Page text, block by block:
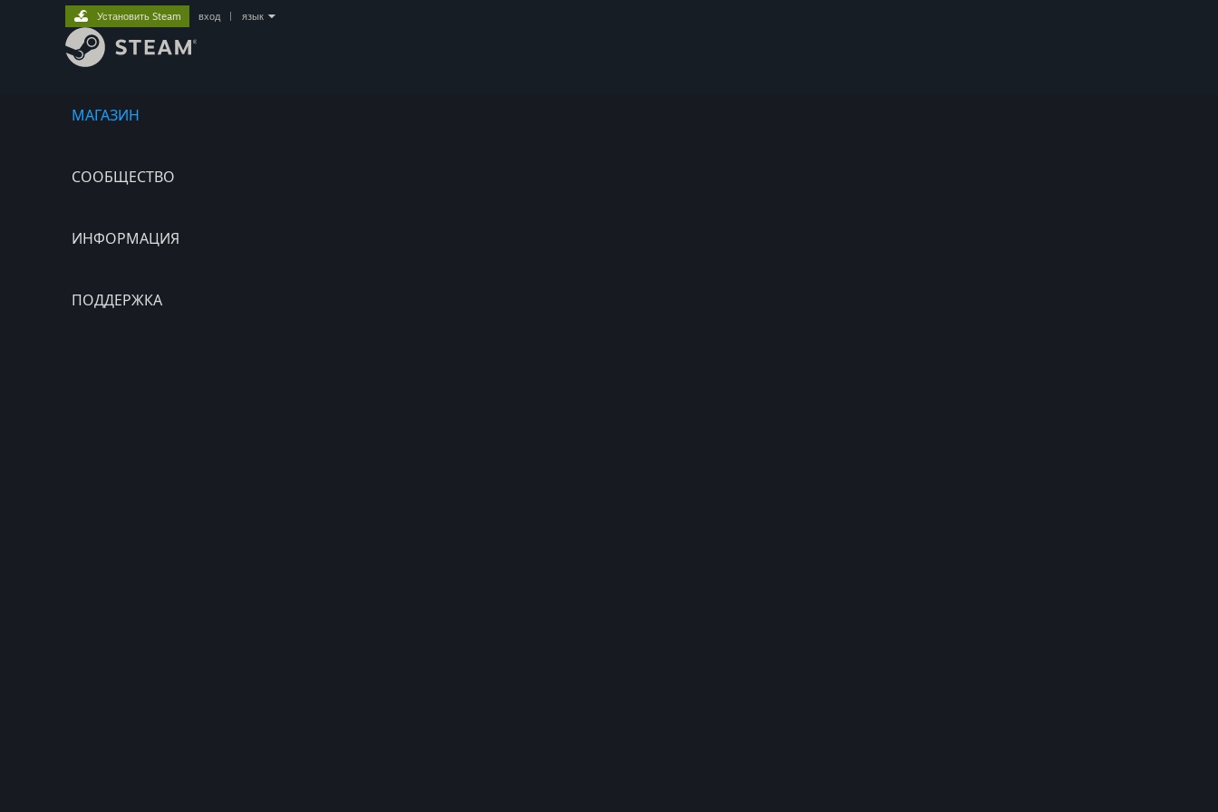
МАГАЗИН
СООБЩЕСТВО
ИНФОРМАЦИЯ
ПОДДЕРЖКА
Установить Steam вход язык